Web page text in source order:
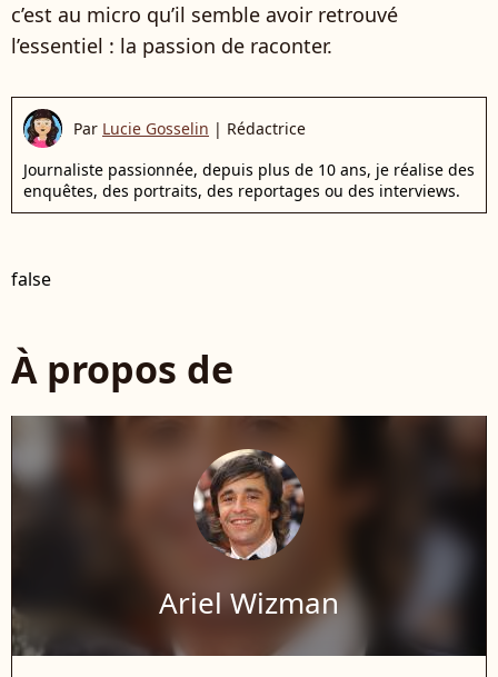
c’est au micro qu’il semble avoir retrouvé
l’essentiel : la passion de raconter.
Par Lucie Gosselin | Rédactrice
Journaliste passionnée, depuis plus de 10 ans, je réalise des
enquêtes, des portraits, des reportages ou des interviews.
false
À propos de
Ariel Wizman